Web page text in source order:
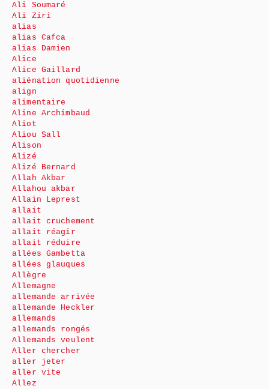
Ali Soumaré
Ali Ziri
alias
alias Cafca
alias Damien
Alice
Alice Gaillard
aliénation quotidienne
align
alimentaire
Aline Archimbaud
Aliot
Aliou Sall
Alison
Alizé
Alizé Bernard
Allah Akbar
Allahou akbar
Allain Leprest
allait
allait cruchement
allait réagir
allait réduire
allées Gambetta
allées glauques
Allègre
Allemagne
allemande arrivée
allemande Heckler
allemands
allemands rongés
Allemands veulent
Aller chercher
aller jeter
aller vite
Allez